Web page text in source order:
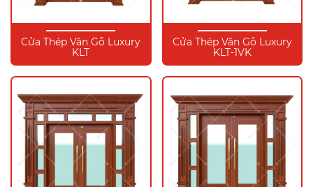
Cửa Thép Vân Gỗ Luxury
KLT
Cửa Thép Vân Gỗ Luxury
KLT-1VK